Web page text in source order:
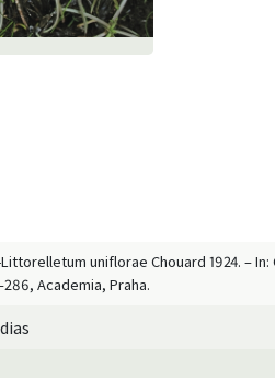
uniflorae Chouard 1924. –
Academia, Praha.